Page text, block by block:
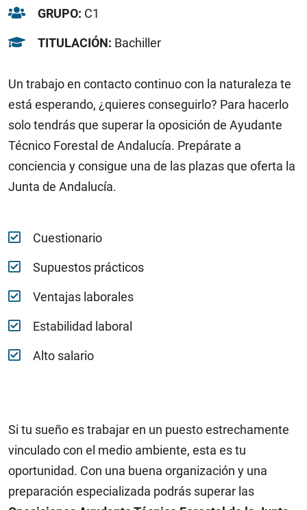
GRUPO: C1
TITULACIÓN: Bachiller
Un trabajo en contacto continuo con la naturaleza te
está esperando, ¿quieres conseguirlo? Para hacerlo
solo tendrás que superar la oposición de Ayudante
Técnico Forestal de Andalucía. Prepárate a
conciencia y consigue una de las plazas que oferta la
Junta de Andalucía.
Cuestionario
Supuestos prácticos
Ventajas laborales
Estabilidad laboral
Alto salario
Si tu sueño es trabajar en un puesto estrechamente
vinculado con el medio ambiente, esta es tu
oportunidad. Con una buena organización y una
preparación especializada podrás superar las